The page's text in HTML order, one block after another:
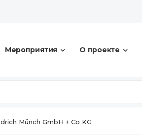
Мероприятия О проекте
Münch GmbH + Co KG